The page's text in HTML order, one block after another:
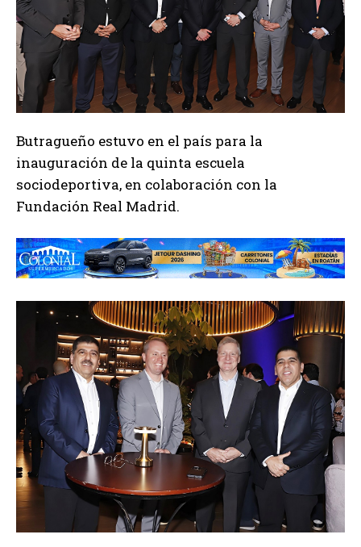
Butragueño estuvo en el país para la
inauguración de la quinta escuela
sociodeportiva, en colaboración con la
Fundación Real Madrid.